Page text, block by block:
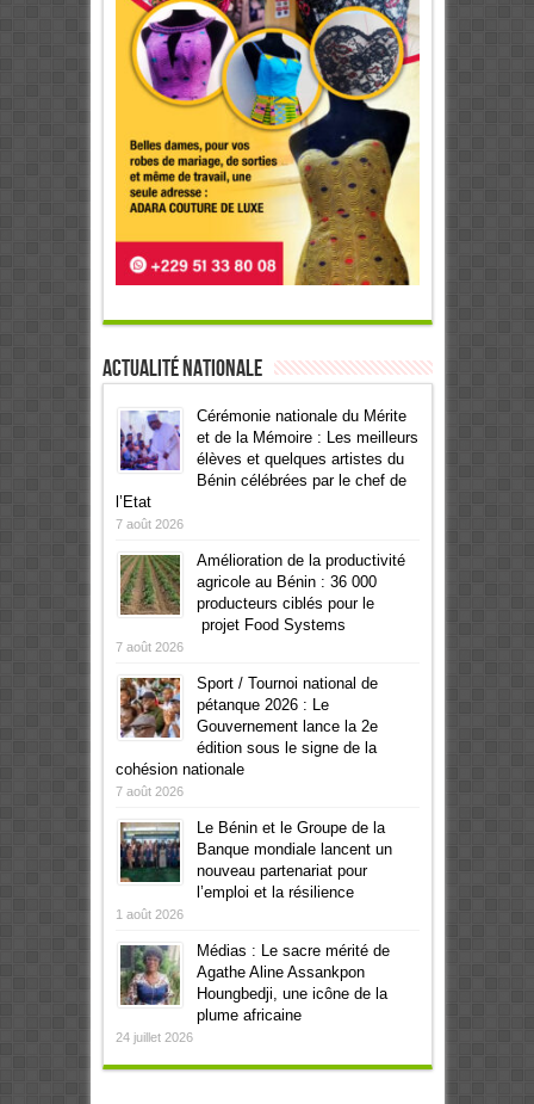
Actualité Nationale
Cérémonie nationale du Mérite
et de la Mémoire : Les meilleurs
élèves et quelques artistes du
Bénin célébrées par le chef de
l’Etat
7 août 2026
Amélioration de la productivité
agricole au Bénin : 36 000
producteurs ciblés pour le
projet Food Systems
7 août 2026
Sport / Tournoi national de
pétanque 2026 : Le
Gouvernement lance la 2e
édition sous le signe de la
cohésion nationale
7 août 2026
Le Bénin et le Groupe de la
Banque mondiale lancent un
nouveau partenariat pour
l’emploi et la résilience
1 août 2026
Médias : Le sacre mérité de
Agathe Aline Assankpon
Houngbedji, une icône de la
plume africaine
24 juillet 2026